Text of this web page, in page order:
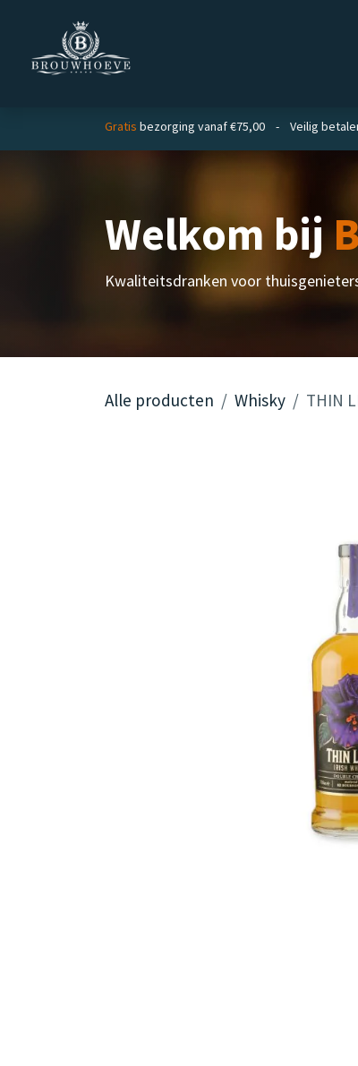
Gratis bezorging vanaf €75,00 - Veilig
Welkom bij
Kwaliteitsdranken voor
Alle producten Whisky THIN